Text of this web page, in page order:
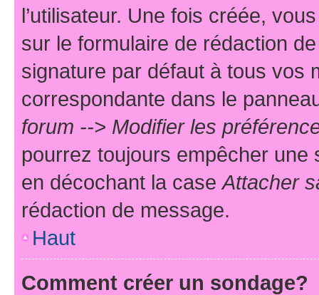
l’utilisateur. Une fois créée,
sur le formulaire de rédaction
signature par défaut à tous vos
correspondante dans le
forum --> Modifier les
pourrez toujours empêcher une
en décochant la caseAttacher
rédaction de message.
Haut
Comment créer un sondage?